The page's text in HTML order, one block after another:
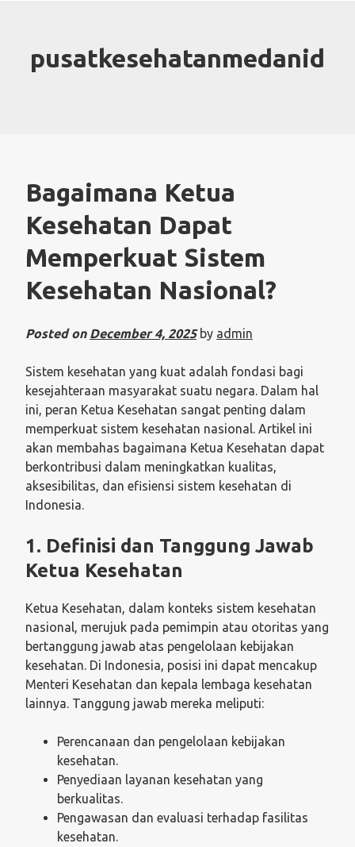
pusatkesehatanmedanid
Bagaimana Ketua
Kesehatan Dapat
Memperkuat Sistem
Kesehatan Nasional?
Posted on December 4, 2025by admin
Sistem kesehatan yang kuat adalah fondasi bagi
kesejahteraan masyarakat suatu negara. Dalam hal
ini, peran Ketua Kesehatan sangat penting dalam
memperkuat sistem kesehatan nasional. Artikel ini
akan membahas bagaimana Ketua Kesehatan dapat
berkontribusi dalam meningkatkan kualitas,
aksesibilitas, dan efisiensi sistem kesehatan di
Indonesia.
1. Definisi dan Tanggung Jawab
Ketua Kesehatan
Ketua Kesehatan, dalam konteks sistem kesehatan
nasional, merujuk pada pemimpin atau otoritas yang
bertanggung jawab atas pengelolaan kebijakan
kesehatan. Di Indonesia, posisi ini dapat mencakup
Menteri Kesehatan dan kepala lembaga kesehatan
lainnya. Tanggung jawab mereka meliputi:
Perencanaan dan pengelolaan kebijakan
kesehatan.
Penyediaan layanan kesehatan yang
berkualitas.
Pengawasan dan evaluasi terhadap fasilitas
kesehatan.